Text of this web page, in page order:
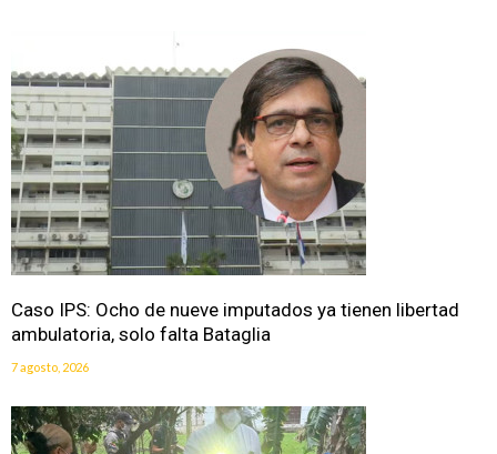
Caso IPS: Ocho de nueve imputados ya tienen libertad
ambulatoria, solo falta Bataglia
7 agosto, 2026